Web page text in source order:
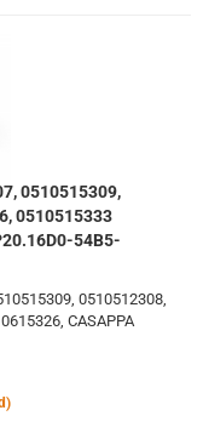
0510515309,
0510515333
54B5-
0510512308,
CASAPPA